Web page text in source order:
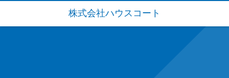
株式会社ハウスコート